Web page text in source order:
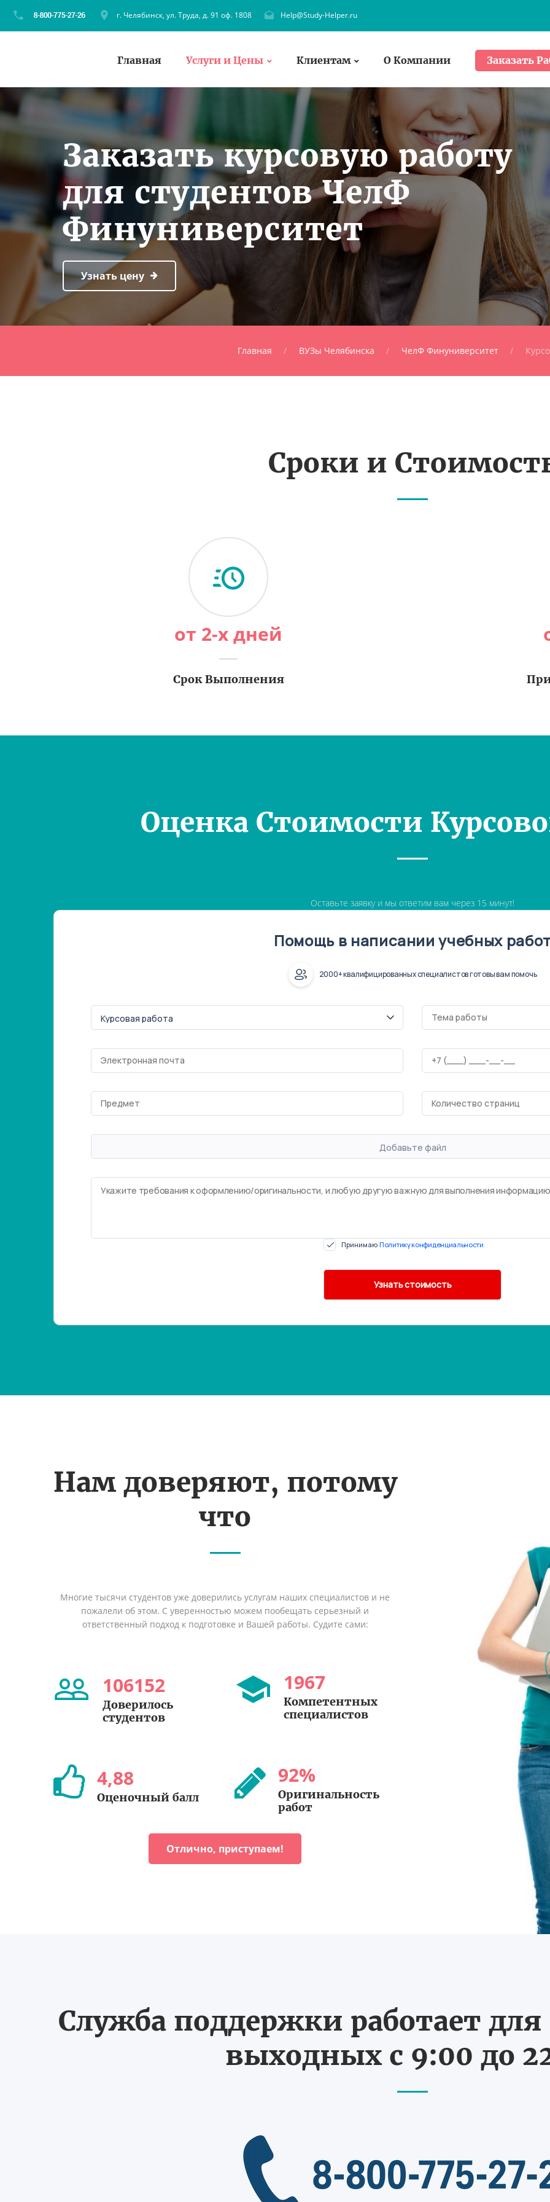
г. Челябинск, ул. Труда, д. 91 оф. 1808 Help@Study-Helper.ru
Главная Услуги и Цены Клиентам О Компании Заказать
Заказать курсовую работу
для студентов ЧелФ
Финуниверситет
Узнать цену
Главная ВУЗы Челябинска ЧелФ Финуниверситет
Сроки и
от 2-х дней
Срок Выполнения
Оценка Стоимости
Оставьте заявку и мы ответим вам через 15 минут!
Помощь в написании учебных
2000+ квалифицированных специалистов готовы вам помочь
Добавьте файл
Принимаю Политику конфиденциальности
Нам доверяют, потому
что
Многие тысячи студентов уже доверились услугам наших специалистов и не
пожалели об этом. С уверенностью можем пообещать серьезный и
ответственный подход к подготовке и Вашей работы. Судите сами:
106152
Доверилось
студентов
1967
Компетентных
специалистов
4,88
Оценочный балл
92%
Оригинальность
работ
Отлично, приступаем!
Служба поддержки работает для
выходных с 9:00 до